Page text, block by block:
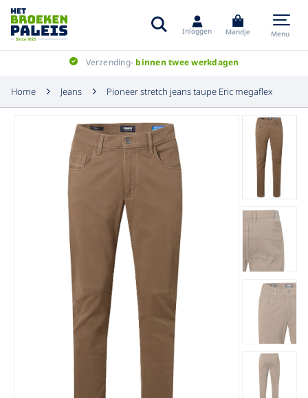
Inloggen Mandje Menu
Verzending- binnen twee werkdagen
Home Jeans Pioneer stretch jeans taupe Eric megaflex